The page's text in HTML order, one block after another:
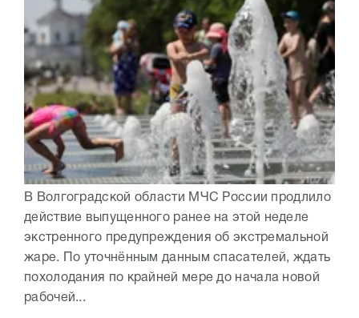
В Волгоградской области МЧС России продлило
действие выпущенного ранее на этой неделе
экстренного предупреждения об экстремальной
жаре. По уточнённым данным спасателей, ждать
похолодания по крайней мере до начала новой
рабочей...